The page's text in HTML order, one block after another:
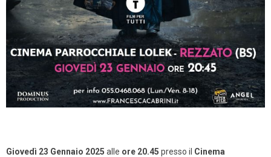
Giovedì 23 Gennaio 2025 alle ore 20.45 presso il Cinema